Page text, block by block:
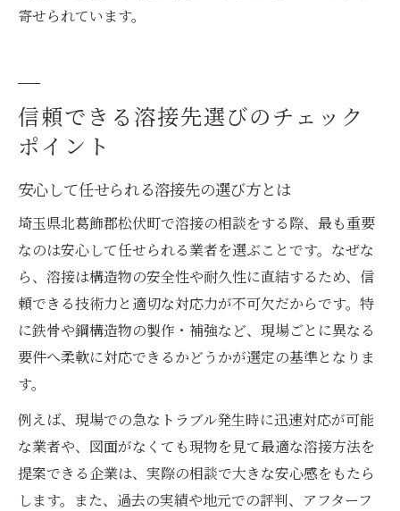
寄せられています。
信頼できる溶接先選びのチェック
ポイント
安心して任せられる溶接先の選び方とは
埼玉県北葛飾郡松伏町で溶接の相談をする際、最も重要
なのは安心して任せられる業者を選ぶことです。なぜな
ら、溶接は構造物の安全性や耐久性に直結するため、信
頼できる技術力と適切な対応力が不可欠だからです。特
に鉄骨や鋼構造物の製作・補強など、現場ごとに異なる
要件へ柔軟に対応できるかどうかが選定の基準となりま
す。
例えば、現場での急なトラブル発生時に迅速対応が可能
な業者や、図面がなくても現物を見て最適な溶接方法を
提案できる企業は、実際の相談で大きな安心感をもたら
します。また、過去の実績や地元での評判、アフターフ